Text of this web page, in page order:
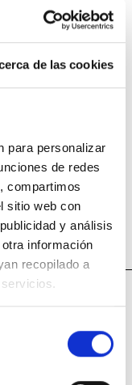
de las cookies
para personalizar
de redes
compartimos
sitio web con
y análisis
información
recopilado a
dudas sobre
Un Curso de
Manual para